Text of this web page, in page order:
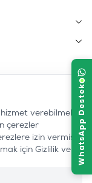
verebilmek
çerezler
izin vermiş
için Gizlilik ve